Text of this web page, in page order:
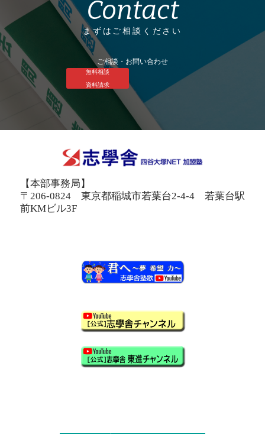
Contact
まずはご相談ください
ご相談・お問い合わせ
無料相談
資料請求
【本部事務局】
〒206-0824 東京都稲城市若葉台2-4-4 若葉台駅
前KMビル3F